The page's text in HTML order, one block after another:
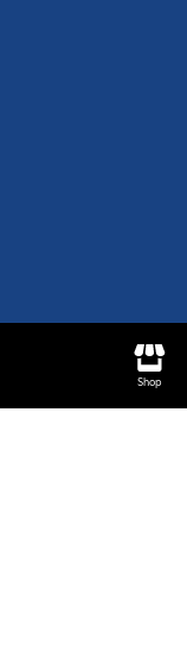
Shop